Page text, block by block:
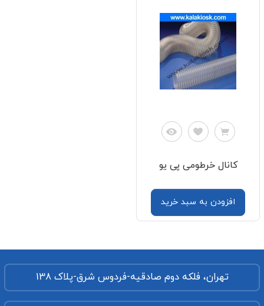
کانال خرطومی پی یو
افزودن به سبد خرید
تهران، فلکه دوم صادقیه-فردوس شرق-پلاک 138